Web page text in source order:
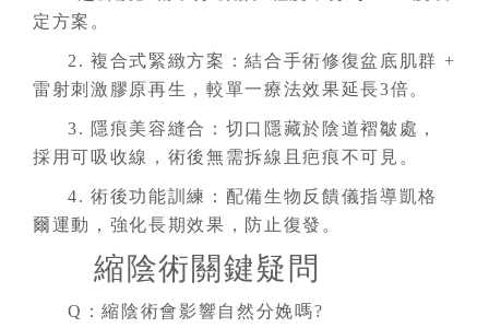
定方案。
2. 複合式緊緻方案 ：結合手術修復盆底肌群 +
雷射刺激膠原再生，較單一療法效果延長3倍。
3. 隱痕美容縫合 ： 切口隱藏於陰道褶皺處，
採用可吸收線，術後無需拆線且疤痕不可見。
4. 術後功能訓練 ： 配備生物反饋儀指導凱格
爾運動，強化長期效果，防止復發。
縮陰術關鍵疑問
Q：縮陰術會影響自然分娩嗎?